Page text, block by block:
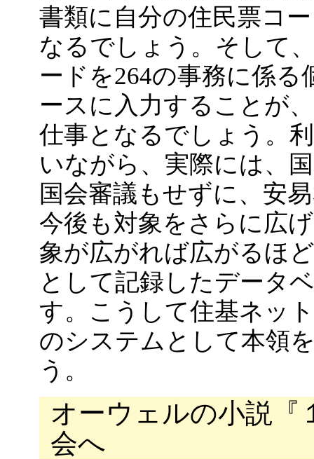
書類に自分の住民票コ
なるでしょう。そして
ードを264の事務に係
ースに入力することが
仕事となるでしょう。
いながら、実際には、
国会審議もせずに、安
今後も対象をさらに広
象が広がれば広がるほ
として記録したデータ
す。こうして住基ネッ
のシステムとして本領
う。
オーウェルの小説『
会へ